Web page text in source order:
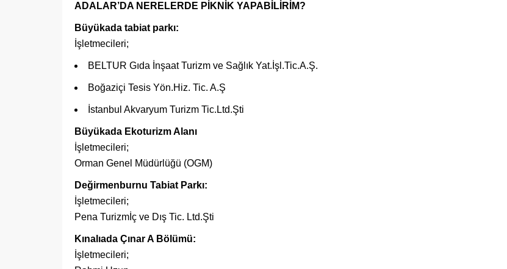
ADALAR’DA NERELERDE PİKNİK YAPABİLİRİM?
Büyükada tabiat parkı:
İşletmecileri;
BELTUR Gıda İnşaat Turizm ve Sağlık Yat.İşl.Tic.A.Ş.
Boğaziçi Tesis Yön.Hiz. Tic. A.Ş
İstanbul Akvaryum Turizm Tic.Ltd.Şti
Büyükada Ekoturizm Alanı
İşletmecileri;
Orman Genel Müdürlüğü (OGM)
Değirmenburnu Tabiat Parkı:
İşletmecileri;
Pena Turizmİç ve Dış Tic. Ltd.Şti
Kınalıada Çınar A Bölümü:
İşletmecileri;